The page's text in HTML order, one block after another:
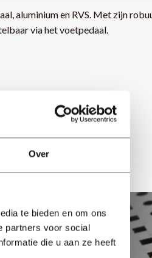
Over
te bieden en om ons
partners voor social
die u aan ze heeft
aluminium en RVS. Met zijn
via het voetpedaal.